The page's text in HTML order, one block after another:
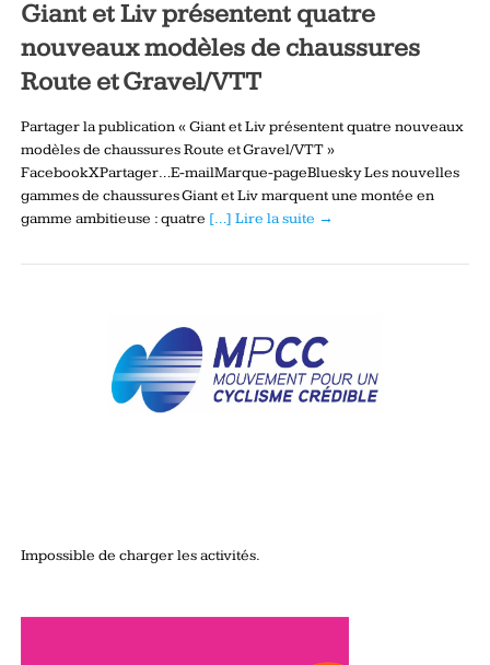
Giant et Liv présentent quatre
nouveaux modèles de chaussures
Route et Gravel/VTT
Partager la publication « Giant et Liv présentent quatre nouveaux
modèles de chaussures Route et Gravel/VTT »
FacebookXPartager…E-mailMarque-pageBluesky Les nouvelles
gammes de chaussures Giant et Liv marquent une montée en
gamme ambitieuse : quatre […] Lire la suite →
Impossible de charger les activités.